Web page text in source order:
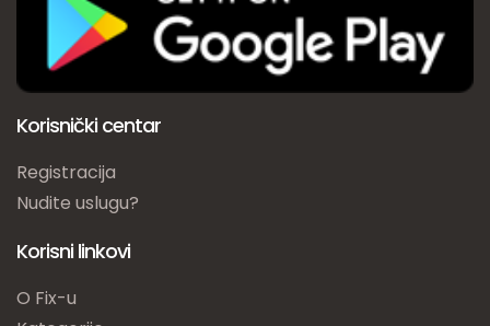
Korisnički centar
Registracija
Nudite uslugu?
Korisni linkovi
O Fix-u